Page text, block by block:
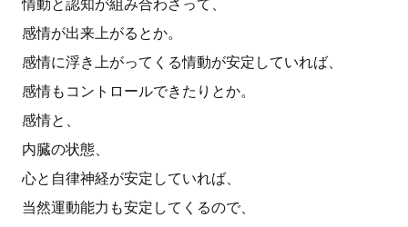
情動と認知が組み合わさって、
感情が出来上がるとか。
感情に浮き上がってくる情動が安定していれば、
感情もコントロールできたりとか。
感情と、
内臓の状態、
心と自律神経が安定していれば、
当然運動能力も安定してくるので、